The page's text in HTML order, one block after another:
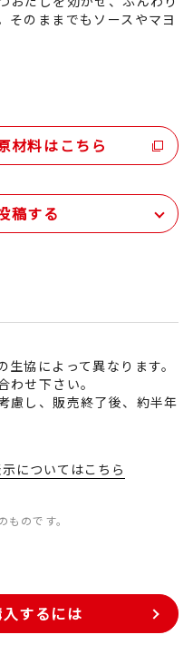
そのままでもソースやマヨ
材料はこちら
稿する
協によって異なります。
せ下さい。
慮し、販売終了後、約半年
についてはこちら
のです。
するには